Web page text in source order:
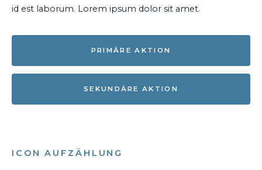
id est laborum. Lorem ipsum dolor sit amet.
PRIMÄRE AKTION
SEKUNDÄRE AKTION
ICON AUFZÄHLUNG